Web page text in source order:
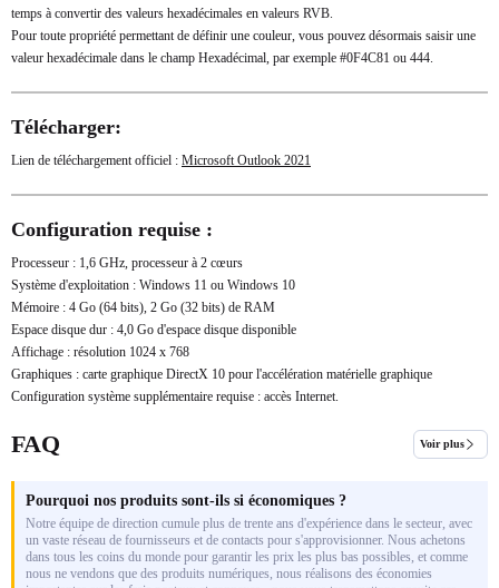
temps à convertir des valeurs hexadécimales en valeurs RVB.
Pour toute propriété permettant de définir une couleur, vous pouvez désormais saisir une
valeur hexadécimale dans le champ Hexadécimal, par exemple #0F4C81 ou 444.
Télécharger:
Lien de téléchargement officiel : Microsoft Outlook 2021
Configuration requise :
Processeur : 1,6 GHz, processeur à 2 cœurs
Système d'exploitation : Windows 11 ou Windows 10
Mémoire : 4 Go (64 bits), 2 Go (32 bits) de RAM
Espace disque dur : 4,0 Go d'espace disque disponible
Affichage : résolution 1024 x 768
Graphiques : carte graphique DirectX 10 pour l'accélération matérielle graphique
Configuration système supplémentaire requise : accès Internet.
FAQ Voir plus
Pourquoi nos produits sont-ils si économiques ?
Notre équipe de direction cumule plus de trente ans d'expérience dans le secteur, avec
un vaste réseau de fournisseurs et de contacts pour s'approvisionner. Nous achetons
dans tous les coins du monde pour garantir les prix les plus bas possibles, et comme
nous ne vendons que des produits numériques, nous réalisons des économies